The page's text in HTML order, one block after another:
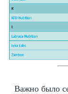
Важно было